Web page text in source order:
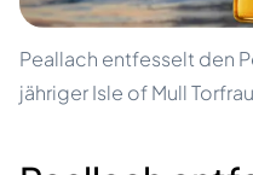
Peallach entfesselt den
jähriger Isle of Mull